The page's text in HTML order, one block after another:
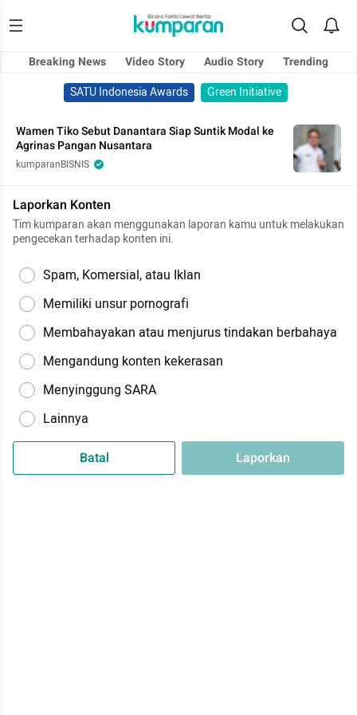
Breaking News Video Story Audio Story
Trending
SATU Indonesia Awards
Green Initiative
Wamen Tiko Sebut Danantara Siap Suntik Modal ke
Agrinas Pangan Nusantara
kumparanBISNIS
Laporkan Konten
Tim kumparan akan menggunakan laporan kamu untuk melakukan
pengecekan terhadap konten ini.
Spam, Komersial, atau Iklan
Memiliki unsur pornografi
Membahayakan atau menjurus tindakan berbahaya
Mengandung konten kekerasan
Menyinggung SARA
Lainnya
Batal Laporkan